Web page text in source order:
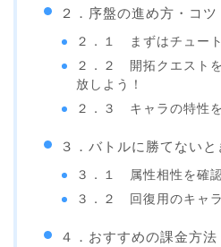
２．序盤の進め方・コツ
２．１ まずはチュー
２．２ 開拓クエスト
放しよう！
２．３ キャラの特性を
３．バトルに勝てない
３．１ 属性相性を確認
３．２ 回復用のキャ
４．おすすめの課金方法